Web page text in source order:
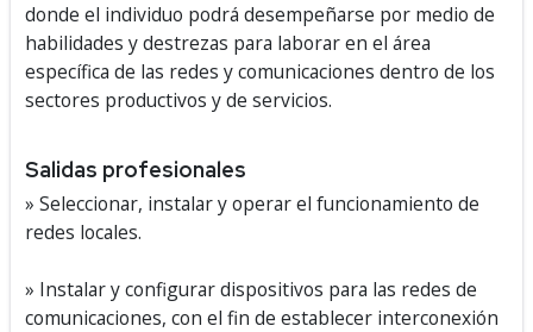
donde el individuo podrá desempeñarse por medio de
habilidades y destrezas para laborar en el área
específica de las redes y comunicaciones dentro de los
sectores productivos y de servicios.
Salidas profesionales
» Seleccionar, instalar y operar el funcionamiento de
redes locales.
» Instalar y configurar dispositivos para las redes de
comunicaciones, con el fin de establecer interconexión